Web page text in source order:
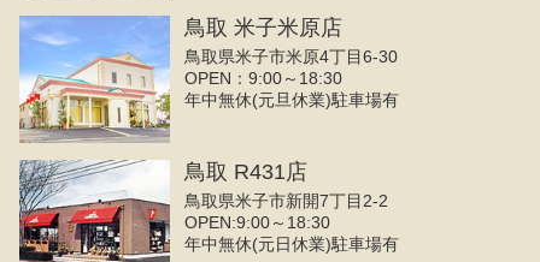
鳥取 米子米原店
鳥取県米子市米原4丁目6-30
OPEN：9:00～18:30
年中無休(元旦休業)駐車場有
鳥取 R431店
鳥取県米子市新開7丁目2-2
OPEN:9:00～18:30
年中無休(元日休業)駐車場有